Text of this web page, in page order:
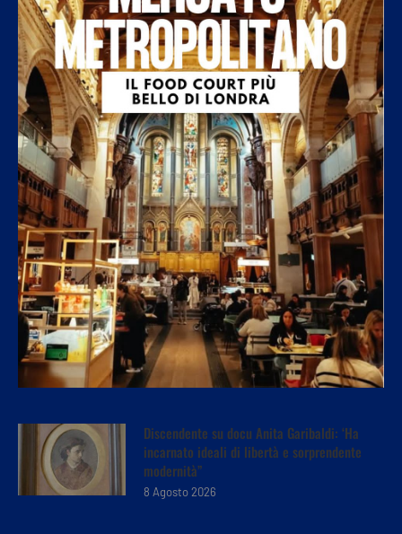
Discendente su docu Anita Garibaldi: ‘Ha
incarnato ideali di libertà e sorprendente
modernità”
8 Agosto 2026